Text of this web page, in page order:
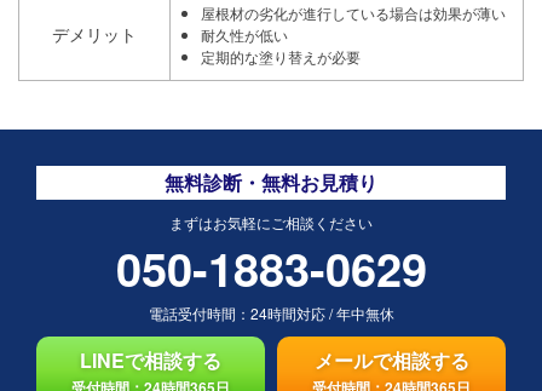
デメリット
屋根材の劣化が進行している場合は効果が薄い
耐久性が低い
定期的な塗り替えが必要
無料診断・無料お見積り
まずはお気軽にご相談ください
050-1883-0629
電話受付時間： 24時間対応/年中無休
LINEで相談する メールで相談する